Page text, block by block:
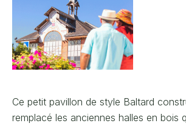
Ce petit pavillon de style Baltard
remplacé les anciennes halles en bois